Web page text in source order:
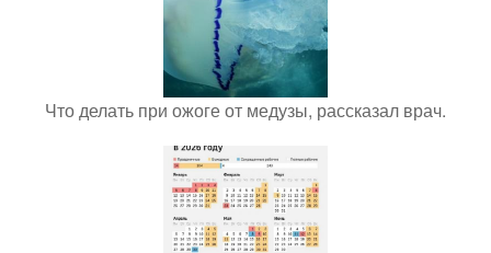
Что делать при ожоге от медузы, рассказал врач.